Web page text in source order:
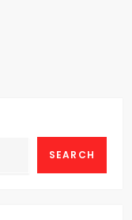
SEARCH